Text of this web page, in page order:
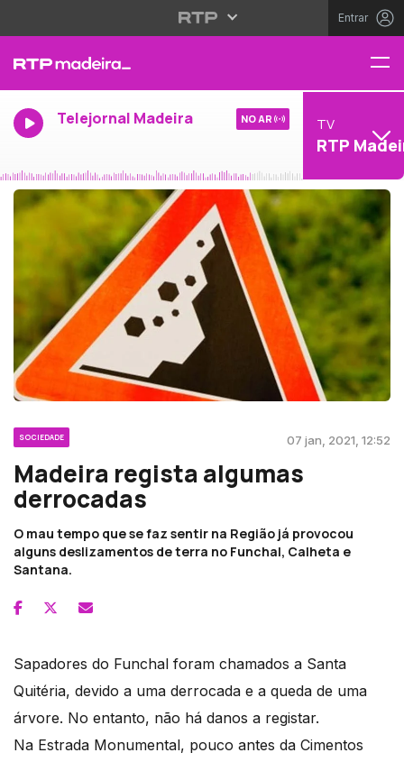
Entrar
Telejornal Madeira NO AR TV
RTP
SOCIEDADE 07 jan, 2021, 12:52
Madeira regista algumas
derrocadas
O mau tempo que se faz sentir na Região já provocou
alguns deslizamentos de terra no Funchal, Calheta e
Santana.
Sapadores do Funchal foram chamados a Santa
Quitéria, devido a uma derrocada e a queda de uma
árvore. No entanto, não há danos a registar.
Na Estrada Monumental, pouco antes da Cimentos